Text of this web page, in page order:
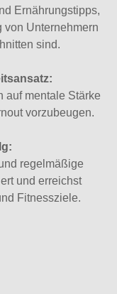
Ernährungstipps,
von Unternehmern
sind.
auf mentale Stärke
vorzubeugen.
regelmäßige
und erreichst
Fitnessziele.